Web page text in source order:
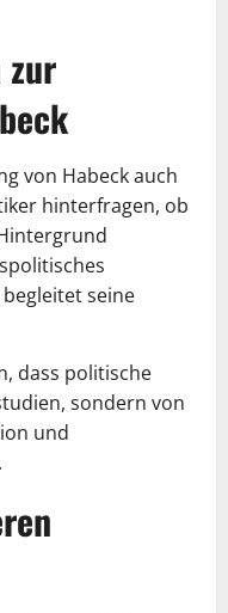
von Habeck auch
hinterfragen, ob
seine
dass politische
sondern von
und